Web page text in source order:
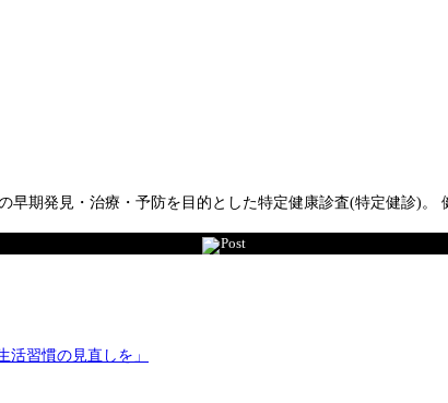
期発見・治療・予防を目的とした特定健康診査(特定健診)
Post